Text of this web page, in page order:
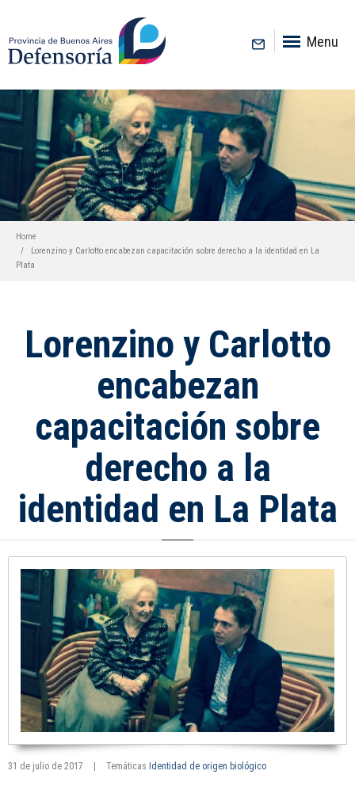
Menu
Home
Lorenzino y Carlotto encabezan capacitación sobre derecho a la identidad en La
Plata
Lorenzino y Carlotto
encabezan
capacitación sobre
derecho a la
identidad en La Plata
31 de julio de 2017 Temáticas Identidad de origen biológico